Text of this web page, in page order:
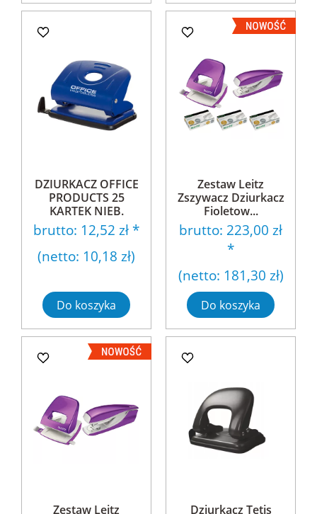
DZIURKACZ OFFICE
PRODUCTS 25
KARTEK NIEB.
brutto: 12,52 zł *
(netto: 10,18 zł)
Do koszyka
Zestaw Leitz
Zszywacz Dziurkacz
Fioletow...
brutto: 223,00 zł
*
(netto: 181,30 zł)
Do koszyka
Zestaw Leitz Dziurkacz Tetis